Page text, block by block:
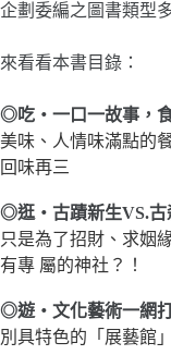
企劃委編之圖書類型
來看看本書目錄：
◎吃‧一口一故事，
美味、人情味滿點的
回味再三
◎逛‧古蹟新生VS.古
只是為了招財、求姻
有專 屬的神社？！
◎遊‧文化藝術一網
別具特色的「展藝館